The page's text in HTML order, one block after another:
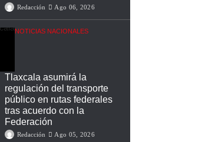
Redacción Ago 06, 2026
NOTICIAS NACIONALES
Tlaxcala asumirá la
regulación del transporte
público en rutas federales
tras acuerdo con la
Federación
Redacción Ago 05, 2026